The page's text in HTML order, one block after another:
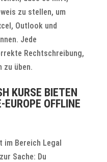
zu stellen, um
Outlook und
Jede
Rechtschreibung,
zu üben.
KURSE BIETEN
OFFLINE
im Bereich Legal
Sache: Du